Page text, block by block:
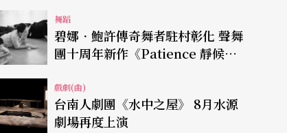
舞蹈
碧娜．鮑許傳奇舞者駐村彰化 聲舞
團十周年新作《Patience 靜候》
戲劇(曲)
台南人劇團《水中之屋》 8月水源
劇場再度上演